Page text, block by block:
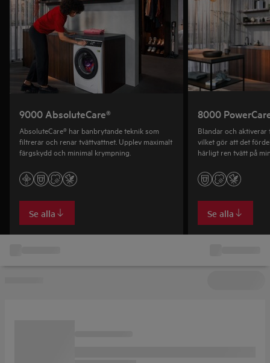
9000 AbsoluteCare®
AbsoluteCare® har banbrytande teknik som
filtrerar och renar tvättvattnet. Upplev maximalt
färgskydd och minimal krympning.
Se alla
8000
Blandar och
vilket gör att det
härligt ren tvätt på
Se alla